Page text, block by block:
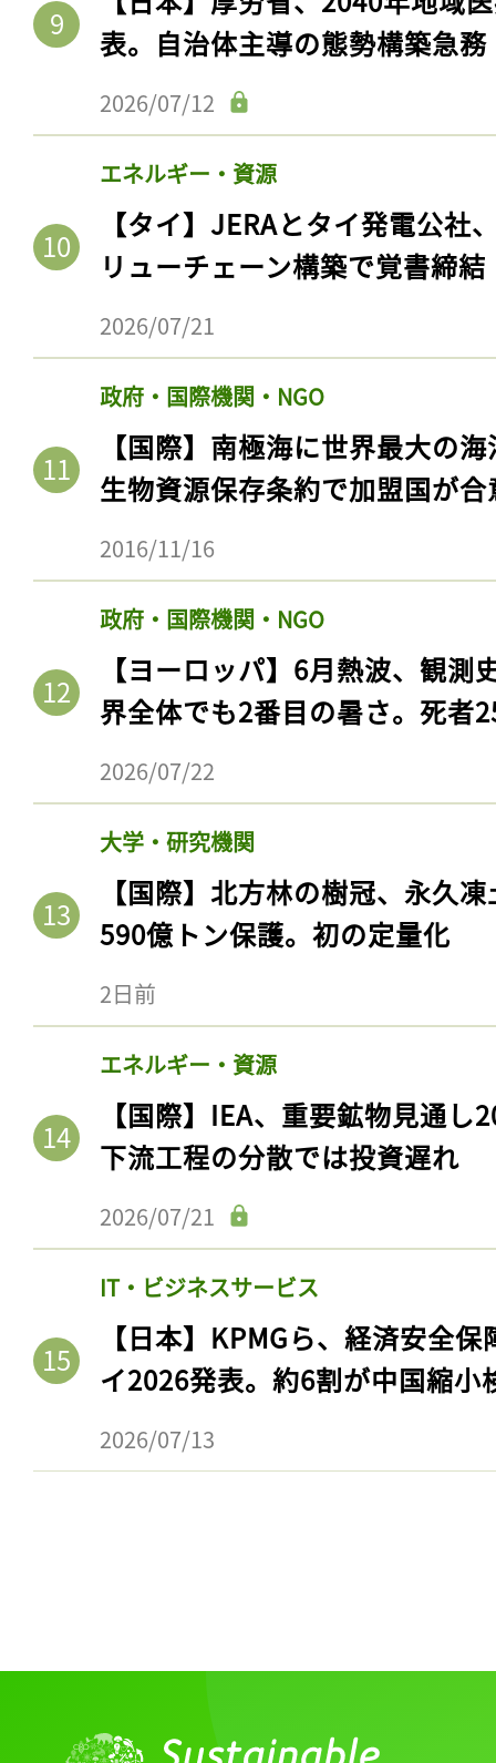
表。自治体主導の態勢構築急務
2026/07/12
エネルギー・資源
【タイ】JERAとタイ発電公社
リューチェーン構築で覚書締結
2026/07/21
政府・国際機関・NGO
【国際】南極海に世界最大の
生物資源保存条約で加盟国が合
2016/11/16
政府・国際機関・NGO
【ヨーロッパ】6月熱波、観
界全体でも2番目の暑さ。死者
2026/07/22
大学・研究機関
【国際】北方林の樹冠、永久
590億トン保護。初の定量化
2日前
エネルギー・資源
【国際】IEA、重要鉱物見通
下流工程の分散では投資遅れ
2026/07/21
IT・ビジネスサービス
【日本】KPMGら、経済安全
イ2026発表。約6割が中国縮小
2026/07/13
記事をお気に入りに
ログインが必